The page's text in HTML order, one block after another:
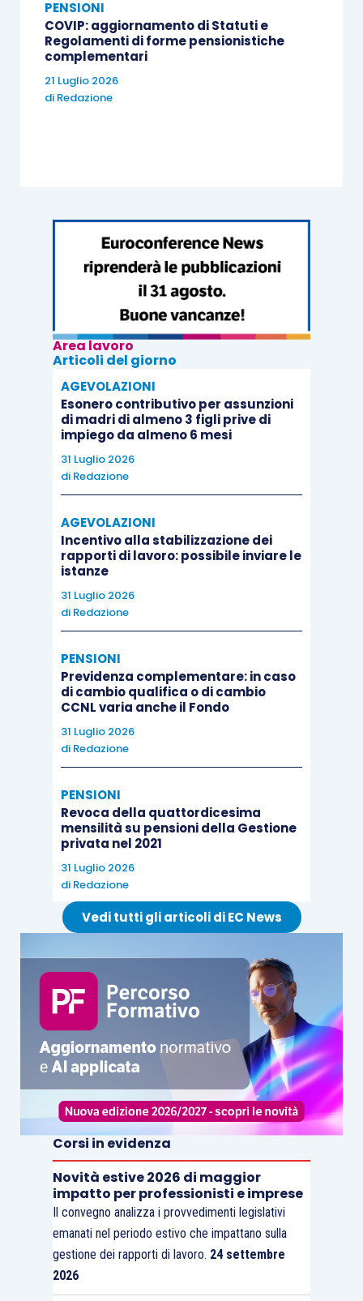
PENSIONI
COVIP: aggiornamento di Statuti e
Regolamenti di forme pensionistiche
complementari
21 Luglio 2026
di Redazione
Area lavoro
Articoli del giorno
AGEVOLAZIONI
Esonero contributivo per assunzioni
di madri di almeno 3 figli prive di
impiego da almeno 6 mesi
31 Luglio 2026
di Redazione
AGEVOLAZIONI
Incentivo alla stabilizzazione dei
rapporti di lavoro: possibile inviare le
istanze
31 Luglio 2026
di Redazione
PENSIONI
Previdenza complementare: in caso
di cambio qualifica o di cambio
CCNL varia anche il Fondo
31 Luglio 2026
di Redazione
PENSIONI
Revoca della quattordicesima
mensilità su pensioni della Gestione
privata nel 2021
31 Luglio 2026
di Redazione
Vedi tutti gli articoli di EC News
Corsi in evidenza
Novità estive 2026 di maggior
impatto per professionisti e imprese
Il convegno analizza i provvedimenti legislativi
emanati nel periodo estivo che impattano sulla
gestione dei rapporti di lavoro. 24 settembre
2026